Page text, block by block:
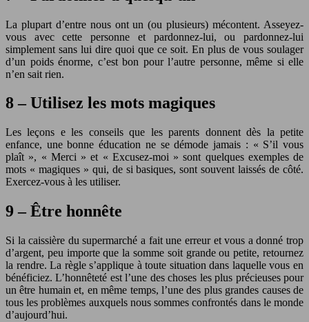
La plupart d’entre nous ont un (ou plusieurs) mécontent. Asseyez-
vous avec cette personne et pardonnez-lui, ou pardonnez-lui
simplement sans lui dire quoi que ce soit. En plus de vous soulager
d’un poids énorme, c’est bon pour l’autre personne, même si elle
n’en sait rien.
8 – Utilisez les mots magiques
Les leçons e les conseils que les parents donnent dès la petite
enfance, une bonne éducation ne se démode jamais : « S’il vous
plaît », « Merci » et « Excusez-moi » sont quelques exemples de
mots « magiques » qui, de si basiques, sont souvent laissés de côté.
Exercez-vous à les utiliser.
9 – Être honnête
Si la caissière du supermarché a fait une erreur et vous a donné trop
d’argent, peu importe que la somme soit grande ou petite, retournez
la rendre. La règle s’applique à toute situation dans laquelle vous en
bénéficiez. L’honnêteté est l’une des choses les plus précieuses pour
un être humain et, en même temps, l’une des plus grandes causes de
tous les problèmes auxquels nous sommes confrontés dans le monde
d’aujourd’hui.